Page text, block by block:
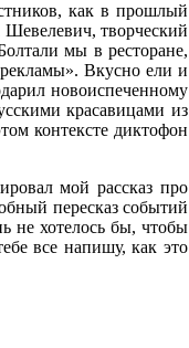
как в прошлый
творческий
мы в ресторане,
Вкусно ели и
новоиспеченному
красавицами из
контексте диктофон
мой рассказ про
пересказ событий
не хотелось бы, чтобы
все напишу, как это